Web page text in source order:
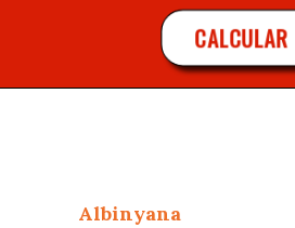
CALCULAR
Albinyana